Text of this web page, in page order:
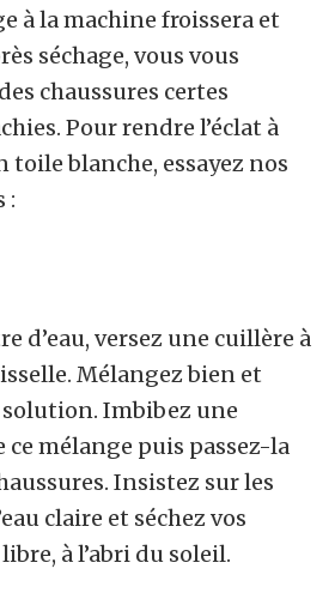
à la machine froissera et
séchage, vous vous
chaussures certes
Pour rendre l’éclat à
toile blanche, essayez nos
:
d’eau, versez une cuillère à
Mélangez bien et
Imbibez une
ce mélange puis passez-la
Insistez sur les
claire et séchez vos
à l’abri du soleil.